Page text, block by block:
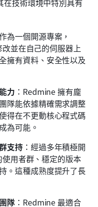
在技術環境中特別具有
為一個開源專案，
並在自己的伺服器上
擁有資料、安全性以及
力 ：Redmine 擁有龐
隊能依據精確需求調整
得在不更動核心程式碼
為可能。
支持 ：經過多年積極開
用者群、穩定的版本
。這種成熟度提升了長
隊 ：Redmine 最適合